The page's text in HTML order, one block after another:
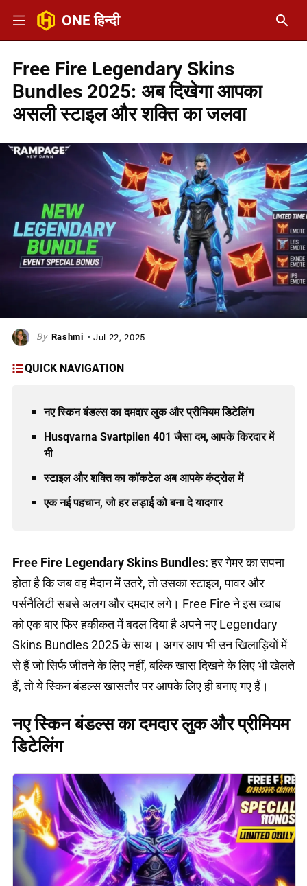
ONE हिन्दी
Free Fire Legendary Skins
Bundles 2025: अब दिखेगा आपका
असली स्टाइल और शक्ति का जलवा
Rashmi Jul 22, 2025
QUICK NAVIGATION
नए स्किन बंडल्स का दमदार लुक और प्रीमियम डिटेलिंग
Husqvarna Svartpilen 401 जैसा दम, आपके किरदार में
भी
स्टाइल और शक्ति का कॉकटेल अब आपके कंट्रोल में
एक नई पहचान, जो हर लड़ाई को बना दे यादगार
Free Fire Legendary Skins Bundles:हर गेमर का सपना
होता है कि जब वह मैदान में उतरे, तो उसका स्टाइल, पावर और
पर्सनैलिटी सबसे अलग और दमदार लगे। Free Fire ने इस ख्वाब
को एक बार फिर हकीकत में बदल दिया है अपने नए Legendary
Skins Bundles 2025 के साथ। अगर आप भी उन खिलाड़ियों में
से हैं जो सिर्फ जीतने के लिए नहीं, बल्कि खास दिखने के लिए भी खेलते
हैं, तो ये स्किन बंडल्स खासतौर पर आपके लिए ही बनाए गए हैं।
नए स्किन बंडल्स का दमदार लुक और प्रीमियम
डिटेलिंग